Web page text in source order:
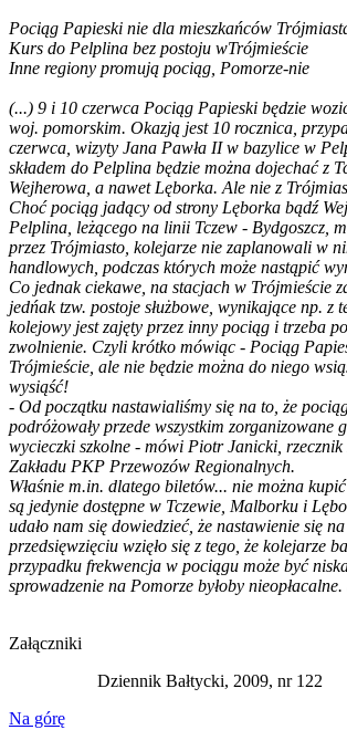
Pociąg Papieski nie dla mieszkańców
Kurs do Pelplina bez postoju wTrójmieście
Inne regiony promują pociąg, Pomorze-nie
(...) 9 i 10 czerwca Pociąg Papieski będzie
woj. pomorskim. Okazją jest 10 rocznica,
czerwca, wizyty Jana Pawła II w bazylice w
składem do Pelplina będzie można dojechać z
Wejherowa, a nawet Lęborka. Ale nie z
Choć pociąg jadący od strony Lęborka bądź
Pelplina, leżącego na linii Tczew - Bydgoszcz,
przez Trójmiasto, kolejarze nie zaplanowali w
handlowych, podczas których może nastąpić
Co jednak ciekawe, na stacjach w Trójmieście
jedńak tzw. postoje służbowe, wynikające np. z
kolejowy jest zajęty przez inny pociąg i trzeba
zwolnienie. Czyli krótko mówiąc - Pociąg
Trójmieście, ale nie będzie można do niego
wysiąść!
- Od początku nastawialiśmy się na to, że
podróżowały przede wszystkim zorganizowane
wycieczki szkolne - mówi Piotr Janicki,
Zakładu PKP Przewozów Regionalnych.
Właśnie m.in. dlatego biletów... nie można
są jedynie dostępne w Tczewie, Malborku i
udało nam się dowiedzieć, że nastawienie się
przedsięwzięciu wzięło się z tego, że kolejarze
przypadku frekwencja w pociągu może być
sprowadzenie na Pomorze byłoby
Załączniki
Dziennik Bałtycki, 2009, nr 122
Na górę